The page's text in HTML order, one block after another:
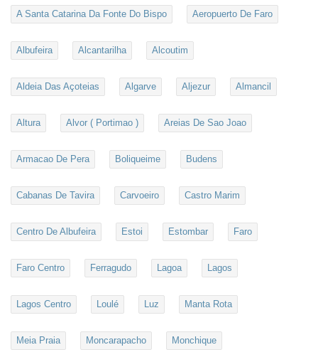
A Santa Catarina Da Fonte Do Bispo Aeropuerto De Faro
Albufeira Alcantarilha Alcoutim
Aldeia Das Açoteias Algarve Aljezur Almancil
Altura Alvor ( Portimao ) Areias De Sao Joao
Armacao De Pera Boliqueime Budens
Cabanas De Tavira Carvoeiro Castro Marim
Centro De Albufeira Estoi Estombar Faro
Faro Centro Ferragudo Lagoa Lagos
Lagos Centro Loulé Luz Manta Rota
Meia Praia Moncarapacho Monchique